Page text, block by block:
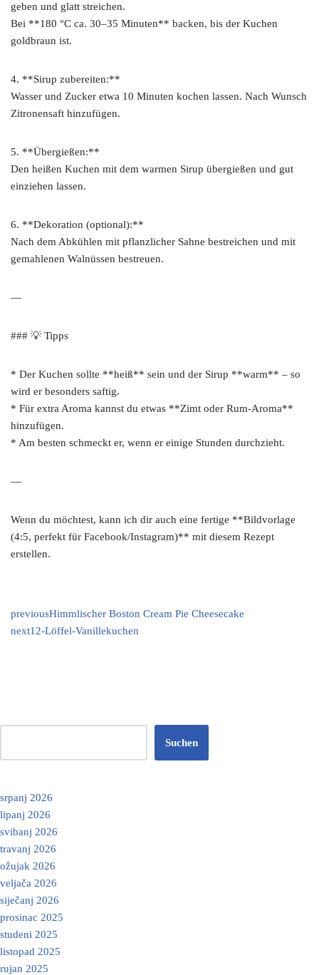
geben und glatt streichen.
Bei **180 °C ca. 30–35 Minuten** backen, bis der Kuchen
goldbraun ist.
4. **Sirup zubereiten:**
Wasser und Zucker etwa 10 Minuten kochen lassen. Nach Wunsch
Zitronensaft hinzufügen.
5. **Übergießen:**
Den heißen Kuchen mit dem warmen Sirup übergießen und gut
einziehen lassen.
6. **Dekoration (optional):**
Nach dem Abkühlen mit pflanzlicher Sahne bestreichen und mit
gemahlenen Walnüssen bestreuen.
—
### 💡 Tipps
* Der Kuchen sollte **heiß** sein und der Sirup **warm** – so
wird er besonders saftig.
* Für extra Aroma kannst du etwas **Zimt oder Rum-Aroma**
hinzufügen.
* Am besten schmeckt er, wenn er einige Stunden durchzieht.
—
Wenn du möchtest, kann ich dir auch eine fertige **Bildvorlage
(4:5, perfekt für Facebook/Instagram)** mit diesem Rezept
erstellen.
previousHimmlischer Boston Cream Pie Cheesecake
next12-Löffel-Vanillekuchen
Suchen
srpanj 2026
lipanj 2026
svibanj 2026
travanj 2026
ožujak 2026
veljača 2026
siječanj 2026
prosinac 2025
studeni 2025
listopad 2025
rujan 2025